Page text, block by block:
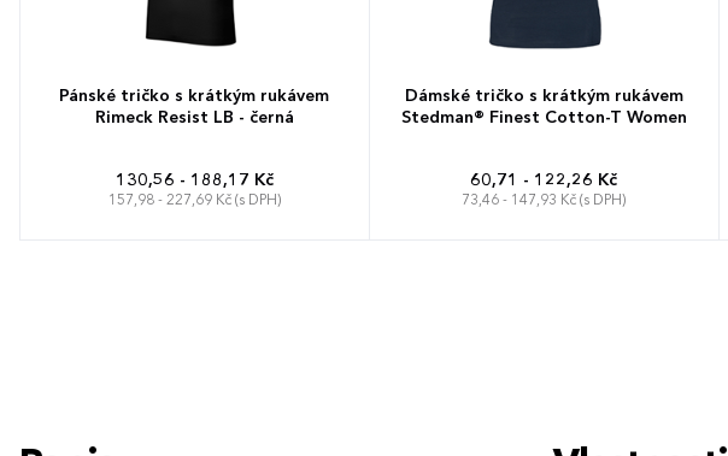
Pánské tričko s krátkým rukávem
Rimeck Resist LB - černá
130,56 - 188,17 Kč
157,98 - 227,69 Kč (s DPH)
Dámské tričko s krátkým rukávem
Stedman® Finest Cotton-T Women
60,71 - 122,26 Kč
73,46 - 147,93 Kč (s DPH)